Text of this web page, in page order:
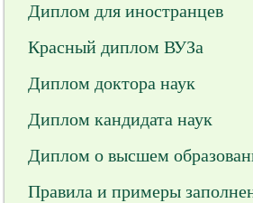
Диплом для иностранцев
Красный диплом ВУЗа
Диплом доктора наук
Диплом кандидата наук
Диплом о высшем
Правила и примеры